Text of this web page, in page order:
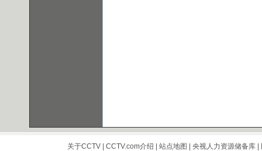
关于CCTV| CCTV.com介绍 | 站点地图 | 央视人力资源储备库|